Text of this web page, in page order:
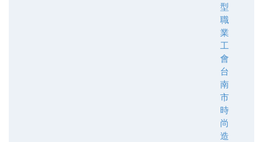
型
職
業
工
會
台
南
市
時
尚
造